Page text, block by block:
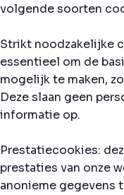
volgende soorten
Strikt noodzakelijke
essentieel om de
mogelijk te maken,
Deze slaan geen
informatie op.
Prestatiecookies:
prestaties van onze
anonieme gegevens